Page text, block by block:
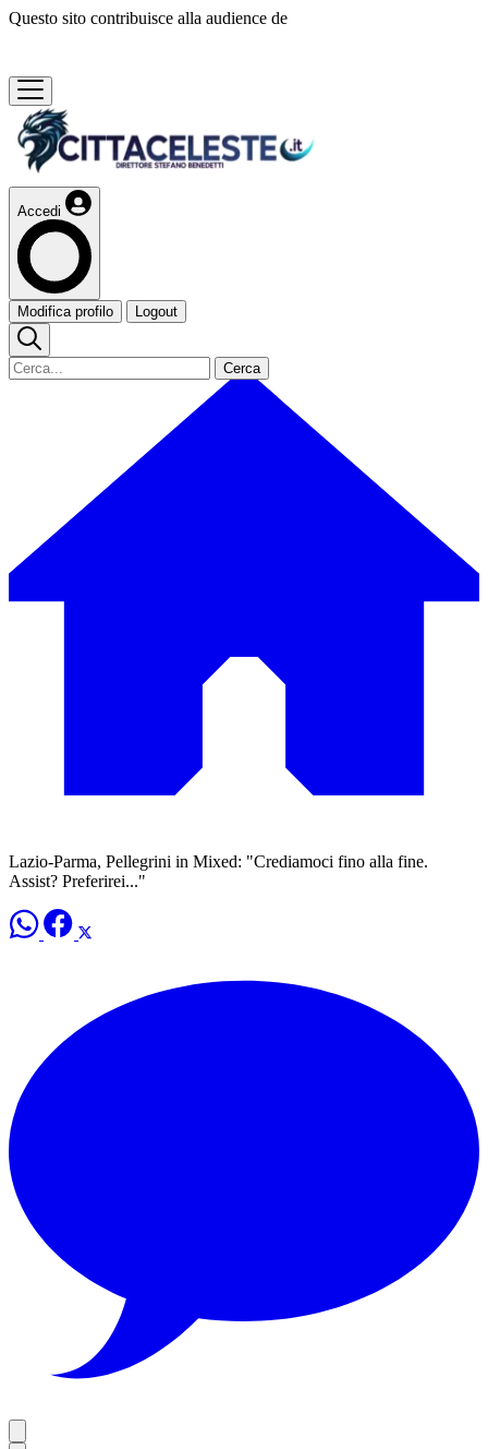
Questo sito contribuisce alla audience de
Accedi
Modifica profilo Logout
Cerca
Lazio-Parma, Pellegrini in Mixed: "Crediamoci fino alla fine.
Assist? Preferirei..."